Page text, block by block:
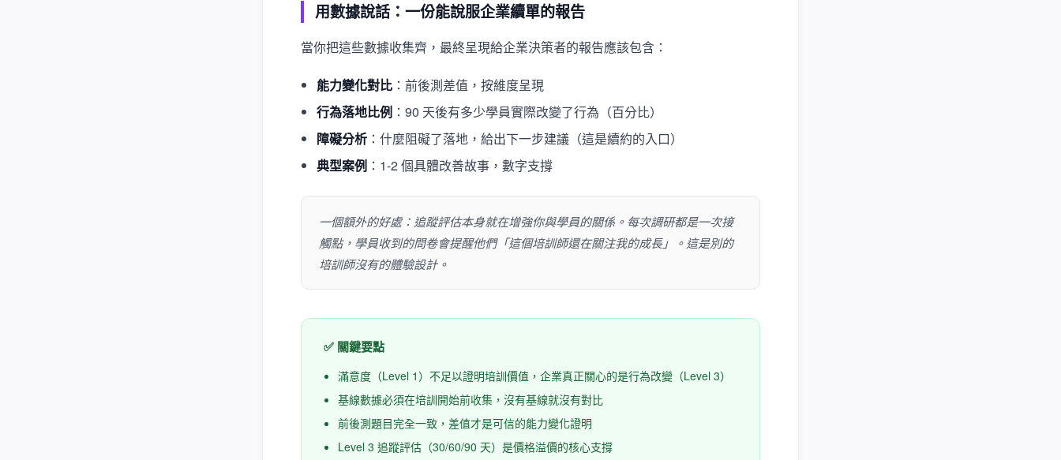
用數據說話：一份能說服企業續單的報告
當你把這些數據收集齊，最終呈現給企業決策者的報告應該包含：
能力變化對比 ：前後測差值，按維度呈現
行為落地比例 ：90 天後有多少學員實際改變了行為（百分比）
障礙分析 ：什麼阻礙了落地，給出下一步建議（這是續約的入口）
典型案例 ：1-2 個具體改善故事，數字支撐
一個額外的好處：追蹤評估本身就在增強你與學員的關係。每次調研都是一次接
觸點，學員收到的問卷會提醒他們「這個培訓師還在關注我的成長」。這是別的
培訓師沒有的體驗設計。
✅ 關鍵要點
滿意度（Level 1）不足以證明培訓價值，企業真正關心的是行為改變（Level 3）
基線數據必須在培訓開始前收集，沒有基線就沒有對比
前後測題目完全一致，差值才是可信的能力變化證明
Level 3 追蹤評估（30/60/90 天）是價格溢價的核心支撐